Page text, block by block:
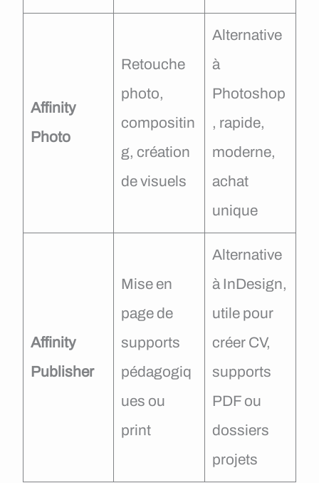
Affinity
Photo
Retouche
photo,
compositin
g, création
de visuels
Alternative
à
Photoshop
, rapide,
moderne,
achat
unique
Affinity
Publisher
Mise en
page de
supports
pédagogiq
ues ou
print
Alternative
à InDesign,
utile pour
créer CV,
supports
PDF ou
dossiers
projets